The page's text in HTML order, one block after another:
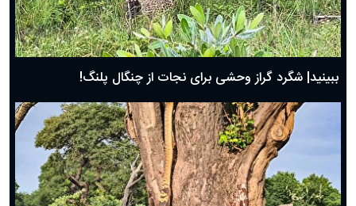
ببینید| شگرد گراز وحشی برای نجات از چنگال پلنگ!